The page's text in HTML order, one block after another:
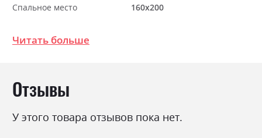
Спальное место
160х200
С подставкой под матрас
Читать больше
Отзывы
У этого товара отзывов пока нет.